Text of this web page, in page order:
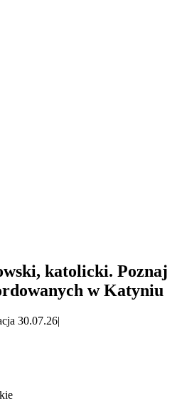
katolicki. Poznaj
w Katyniu
30.07.26|